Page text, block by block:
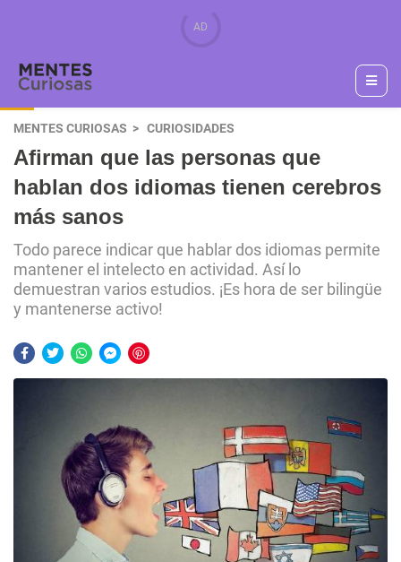
MENTES CURIOSAS CURIOSIDADES
Afirman que las personas que
hablan dos idiomas tienen cerebros
más sanos
Todo parece indicar que hablar dos idiomas permite
mantener el intelecto en actividad. Así lo
demuestran varios estudios. ¡Es hora de ser bilingüe
y mantenerse activo!